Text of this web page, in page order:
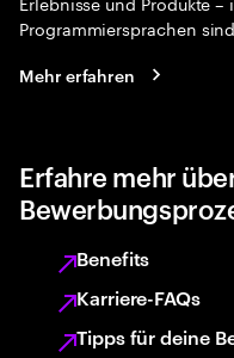
Programmiersprachen
Mehr erfahren
Erfahre mehr
Benefits
Karriere-FAQs
Tipps für deine